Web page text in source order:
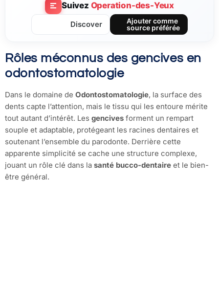
Suivez Operation-des-Yeux
Discover
Ajouter comme
source préférée
Rôles méconnus des gencives en
odontostomatologie
Dans le domaine de Odontostomatologie, la surface des
dents capte l’attention, mais le tissu qui les entoure mérite
tout autant d’intérêt. Les gencives forment un rempart
souple et adaptable, protégeant les racines dentaires et
soutenant l’ensemble du parodonte. Derrière cette
apparente simplicité se cache une structure complexe,
jouant un rôle clé dans la santé bucco-dentaire et le bien-
être général.